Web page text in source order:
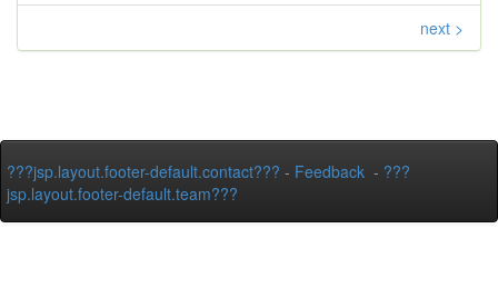
next >
???jsp.layout.footer-default.contact??? - Feedback - ???
jsp.layout.footer-default.team???